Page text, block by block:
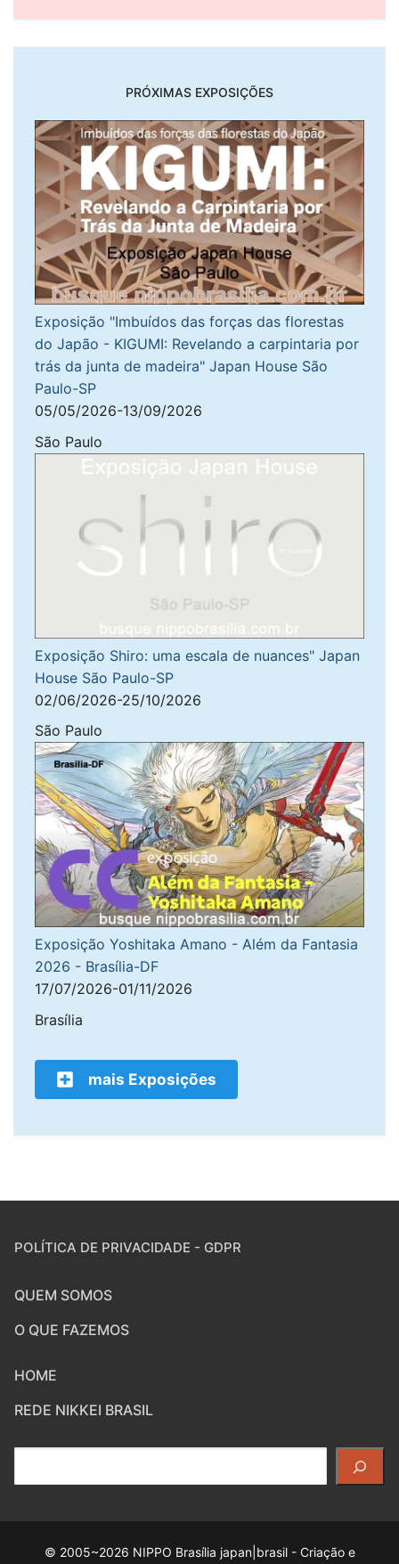
PRÓXIMAS EXPOSIÇÕES
Exposição "Imbuídos das forças das florestas
do Japão - KIGUMI: Revelando a carpintaria por
trás da junta de madeira" Japan House São
Paulo-SP
05/05/2026-13/09/2026
São Paulo
Exposição Shiro: uma escala de nuances" Japan
House São Paulo-SP
02/06/2026-25/10/2026
São Paulo
Exposição Yoshitaka Amano - Além da Fantasia
2026 - Brasília-DF
17/07/2026-01/11/2026
Brasília
mais Exposições
POLÍTICA DE PRIVACIDADE - GDPR
QUEM SOMOS
O QUE FAZEMOS
HOME
REDE NIKKEI BRASIL
© 2005~2026 NIPPO Brasília japan|brasil - Criação e